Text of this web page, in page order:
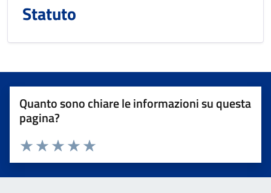
Statuto
Quanto sono chiare le informazioni su questa
pagina?
Valuta da 1 a 5 stelle la pagina
Valuta 5 stelle su 5
Valuta 4 stelle su 5
Valuta 3 stelle su 5
Valuta 2 stelle su 5
Valuta 1 stelle su 5